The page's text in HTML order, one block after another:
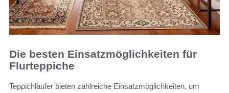
Die besten Einsatzmöglichkeiten für
Flurteppiche
Teppichläufer bieten zahlreiche Einsatzmöglichkeiten, um